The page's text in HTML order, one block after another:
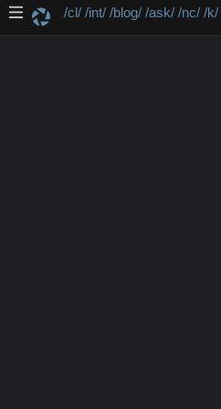
/cl/ /int/ /blog/ /ask/ /nc/ /k/